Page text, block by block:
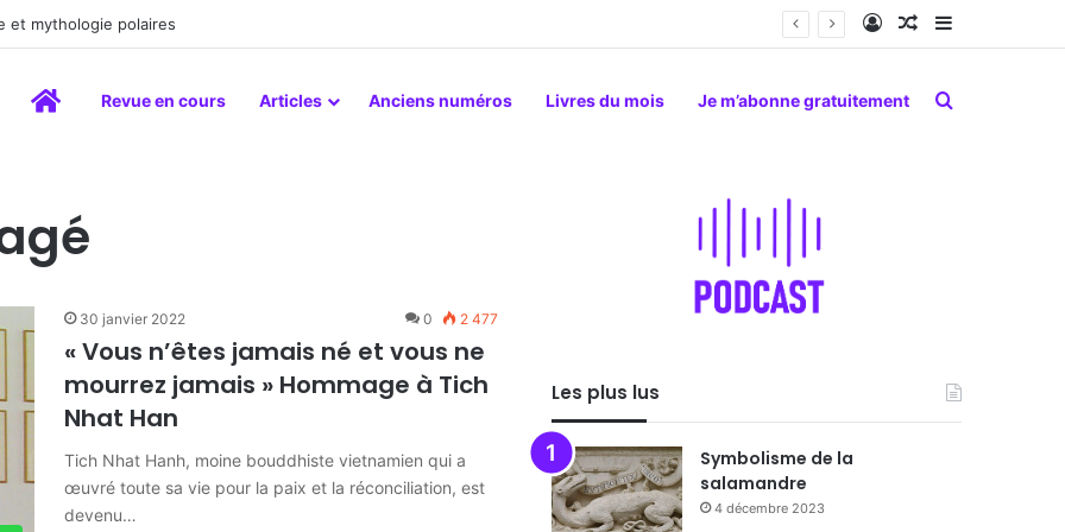
comme un art du lien Connexion
Article Aléatoire
Sidebar
AccueilRevue en cours Articles Anciens numéros Livres du mois Je m’abonne gratuitement Rechercher
30 janvier 2022 0 2 477
« Vous n’êtes jamais né et vous ne
mourrez jamais » Hommage à Tich
Nhat Han
Tich Nhat Hanh, moine bouddhiste vietnamien qui a
œuvré toute sa vie pour la paix et la réconciliation, est
devenu…
Les plus lus
Symbolisme de la
salamandre
4 décembre 2023